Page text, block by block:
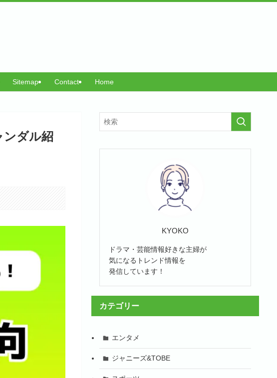
Sitemap Contact Home
ンダル紹
KYOKO
ドラマ・芸能情報好きな主婦が
気になるトレンド情報を
発信しています！
カテゴリー
エンタメ
ジャニーズ&TOBE